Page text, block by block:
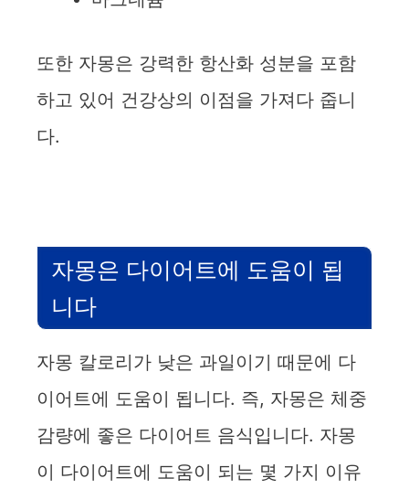
또한 자몽은 강력한 항산화 성분을 포함
하고 있어 건강상의 이점을 가져다 줍니
다.
자몽은 다이어트에 도움이 됩
니다
자몽 칼로리가 낮은 과일이기 때문에 다
이어트에 도움이 됩니다. 즉, 자몽은 체중
감량에 좋은 다이어트 음식입니다. 자몽
이 다이어트에 도움이 되는 몇 가지 이유